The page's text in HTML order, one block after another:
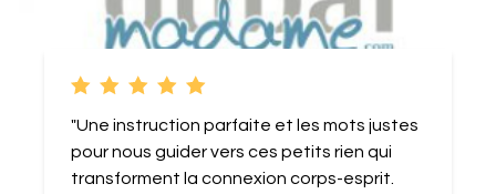
"Une instruction parfaite et les mots justes
pour nous guider vers ces petits rien qui
transforment la connexion corps-esprit.